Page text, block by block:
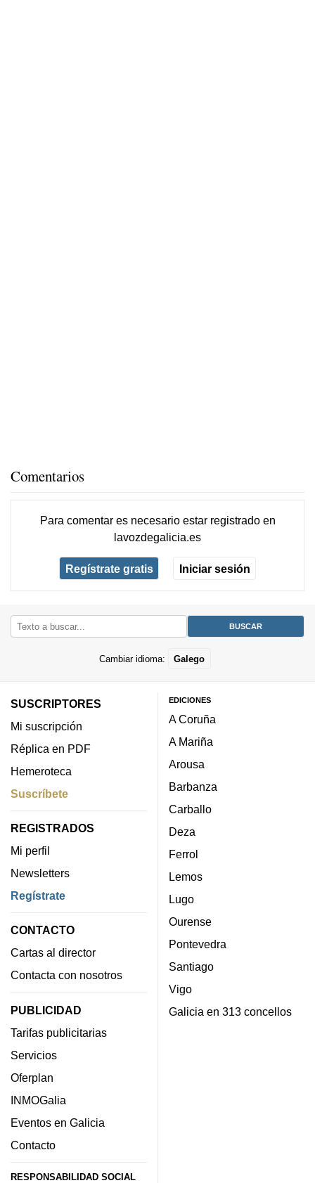
Comentarios
Para comentar es necesario estar registradoen
lavozdegalicia.es
Regístrate gratis Iniciar sesión
Cambiar idioma: Galego
SUSCRIPTORES
Mi suscripción
Réplica en PDF
Hemeroteca
Suscríbete
REGISTRADOS
Mi perfil
Newsletters
Regístrate
CONTACTO
Cartas al director
Contacta con nosotros
PUBLICIDAD
Tarifas publicitarias
Servicios
Oferplan
INMOGalia
Eventos en Galicia
Contacto
RESPONSABILIDAD SOCIAL
EDICIONES
A Coruña
A Mariña
Arousa
Barbanza
Carballo
Deza
Ferrol
Lemos
Lugo
Ourense
Pontevedra
Santiago
Vigo
Galicia en 313 concellos